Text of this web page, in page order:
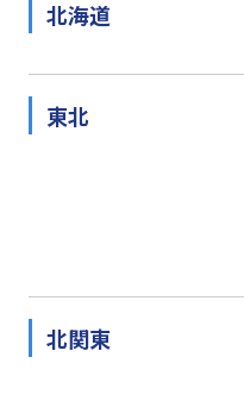
北海道
東北
北関東